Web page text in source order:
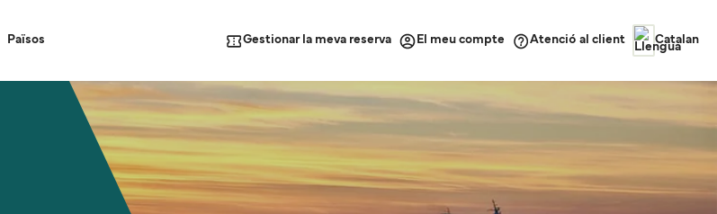
Països Gestionar la meva reserva El meu compte Atenció al client Catalan